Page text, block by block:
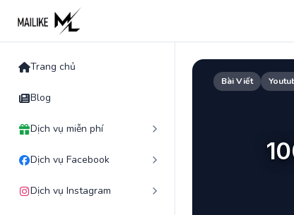
content
Trang chủ
Blog
Dịch vụ miễn phí
Dịch vụ Facebook
Dịch vụ Instagram
Bài Viết